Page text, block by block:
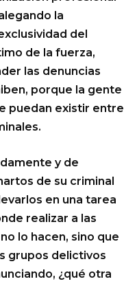
la
del
de la fuerza,
las denuncias
porque la gente
puedan existir entre
y de
de su criminal
en una tarea
realizar a las
lo hacen, sino que
grupos delictivos
¿qué otra